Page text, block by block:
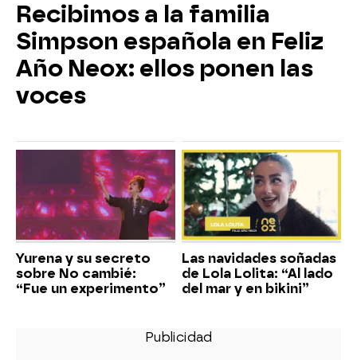
Recibimos a la familia
Simpson española en Feliz
Año Neox: ellos ponen las
voces
Yurena y su secreto
sobre No cambié:
“Fue un experimento”
Las navidades soñadas
de Lola Lolita: “Al lado
del mar y en bikini”